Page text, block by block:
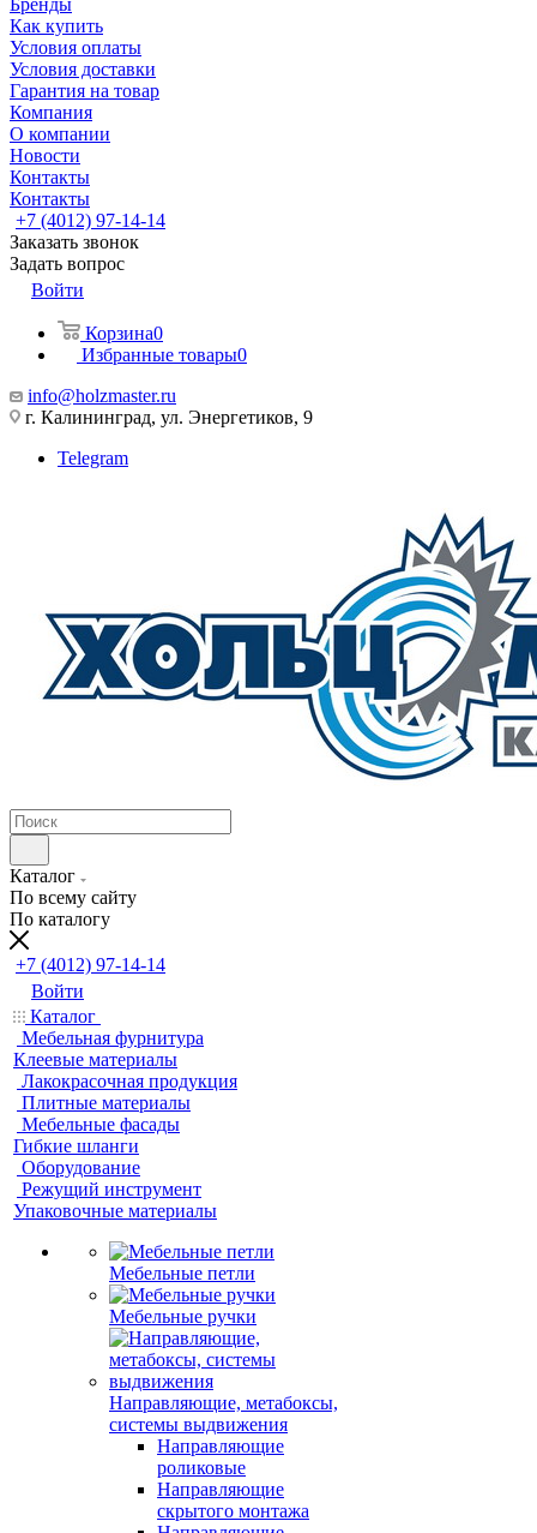
Бренды
Как купить
Условия оплаты
Условия доставки
Гарантия на товар
Компания
О компании
Новости
Контакты
Контакты
+7 (4012) 97-14-14
Заказать звонок
Задать вопрос
Войти
Корзина0
Избранные товары0
info@holzmaster.ru
г. Калининград, ул. Энергетиков, 9
Telegram
Каталог
По всему сайту
По каталогу
+7 (4012) 97-14-14
Войти
Каталог
Мебельная фурнитура
Клеевые материалы
Лакокрасочная продукция
Плитные материалы
Мебельные фасады
Гибкие шланги
Оборудование
Режущий инструмент
Упаковочные материалы
Мебельные петли
Мебельные ручки
Направляющие, метабоксы,
системы выдвижения
Направляющие
роликовые
Направляющие
скрытого монтажа